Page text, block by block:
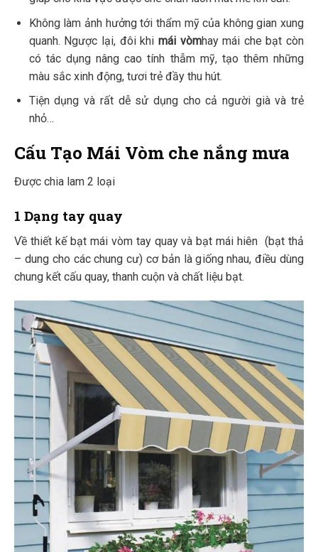
Không làm ảnh hưởng tới thẩm mỹ của không gian xung
quanh. Ngược lại, đôi khi mái vòmhay mái che bạt còn
có tác dụng nâng cao tính thẫm mỹ, tạo thêm những
màu sắc xinh động, tươi trẻ đầy thu hút.
Tiện dụng và rất dễ sử dụng cho cả người già và trẻ
nhỏ…
Cấu Tạo Mái Vòm che nắng mưa
Được chia lam 2 loại
1 Dạng tay quay
Về thiết kế bạt mái vòm tay quay và bạt mái hiên (bạt thả
– dung cho các chung cư) cơ bản là giống nhau, điều dùng
chung kết cấu quay, thanh cuộn và chất liệu bạt.